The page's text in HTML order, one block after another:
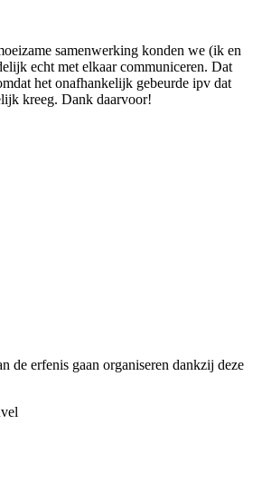
samenwerking konden we (ik en
echt met elkaar communiceren. Dat
het onafhankelijk gebeurde ipv dat
kreeg. Dank daarvoor!
de erfenis gaan organiseren dankzij deze